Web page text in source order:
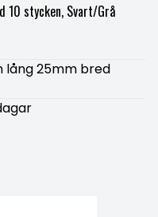
10 stycken, Svart/Grå
lång 25mm bred